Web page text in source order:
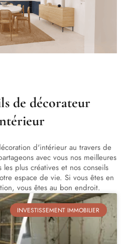
de décorateur
d'intérieur au travers de
avec vous nos meilleures
les plus créatives et nos conseils
espace de vie. Si vous êtes en
vous êtes au bon endroit.
INVESTISSEMENT IMMOBILIER